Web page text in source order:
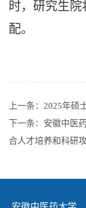
时，研究生
配。
上一条： 2025年硕
下一条： 安徽中医
合人才培养和科研